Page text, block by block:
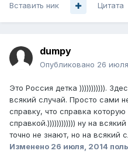
Вставить ник Цитата
dumpy
Опубликовано 26
Это Россия детка ))))))))))).
всякий случай. Просто сами
справку, что справка
справкой.)))))))))))) ну на
точно не знают, но на всякий
Изменено 26 июля, 2014